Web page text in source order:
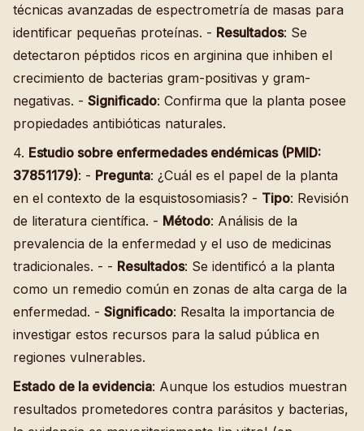
técnicas avanzadas de espectrometría de masas para
identificar pequeñas proteínas. - Resultados: Se
detectaron péptidos ricos en arginina que inhiben el
crecimiento de bacterias gram-positivas y gram-
negativas. - Significado: Confirma que la planta posee
propiedades antibióticas naturales.
4. Estudio sobre enfermedades endémicas (PMID:
37851179): - Pregunta: ¿Cuál es el papel de la planta
en el contexto de la esquistosomiasis? - Tipo: Revisión
de literatura científica. - Método: Análisis de la
prevalencia de la enfermedad y el uso de medicinas
tradicionales. - - Resultados: Se identificó a la planta
como un remedio común en zonas de alta carga de la
enfermedad. - Significado: Resalta la importancia de
investigar estos recursos para la salud pública en
regiones vulnerables.
Estado de la evidencia: Aunque los estudios muestran
resultados prometedores contra parásitos y bacterias,